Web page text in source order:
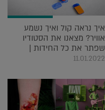
איך נראה קול ואיך נשמע
אוויר? מצאנו את הסטודיו
שפתר את כל החידות |
11.01.2022